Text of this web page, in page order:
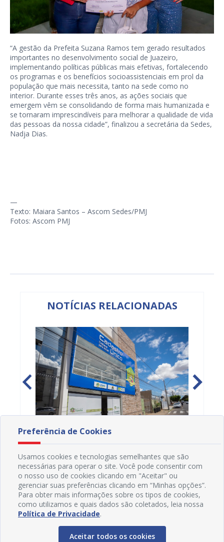
“A gestão da Prefeita Suzana Ramos tem gerado resultados
importantes no desenvolvimento social de Juazeiro,
implementando políticas públicas mais efetivas, fortalecendo
os programas e os benefícios socioassistenciais em prol da
população que mais necessita, tanto na sede como no
interior. Durante esses três anos, as ações sociais que
emergem vêm se consolidando de forma mais humanizada e
se tornaram imprescindíveis para melhorar a qualidade de vida
das pessoas da nossa cidade”, finalizou a secretária da Sedes,
Nadja Dias.
—
Texto: Maiara Santos – Ascom Sedes/PMJ
Fotos: Ascom PMJ
NOTÍCIAS RELACIONADAS
CadÚnico suspende novos cadastros,
atualizações e emissão de comprovantes
nesta sexta-feira (7), em Juazeiro
06/08/2026 15H44
lança
idosa
Preferência de Cookies
Usamos cookies e tecnologias semelhantes que são
necessárias para operar o site. Você pode consentir com
o nosso uso de cookies clicando em "Aceitar" ou
gerenciar suas preferências clicando em “Minhas opções”.
Para obter mais informações sobre os tipos de cookies,
como utilizamos e quais dados são coletados, leia nossa
Política de Privacidade.
Aceitar todos os cookies